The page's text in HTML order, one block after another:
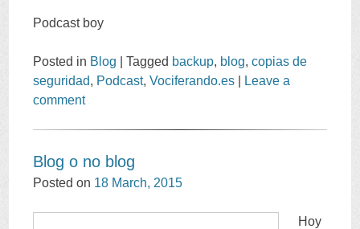
Podcast boy
Posted in Blog |Tagged backup, blog,copias de
seguridad, Podcast,Vociferando.es
Leave a
comment
Blog o no blog
Posted on 18 March, 2015
Hoy